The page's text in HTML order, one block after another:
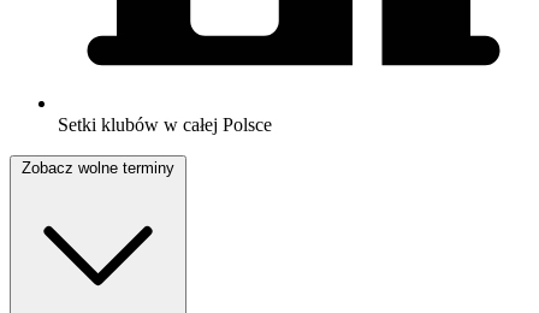
Setki klubów w całej Polsce